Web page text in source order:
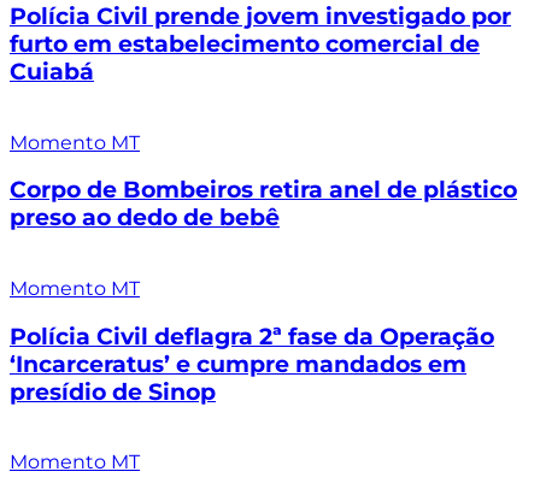
Polícia Civil prende jovem investigado por
furto em estabelecimento comercial de
Cuiabá
Momento MT
Corpo de Bombeiros retira anel de plástico
preso ao dedo de bebê
Momento MT
Polícia Civil deflagra 2ª fase da Operação
‘Incarceratus’ e cumpre mandados em
presídio de Sinop
Momento MT